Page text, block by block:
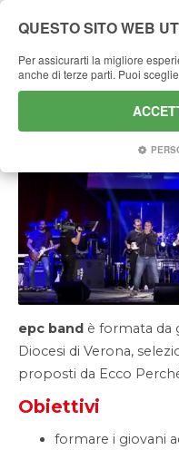
EPC
epc band è formata da
Diocesi di Verona,
proposti da Ecco
Obiettivi
formare i giovani
QUESTO SITO WEB
Per assicurarti la migliore
anche di terze parti. Puoi